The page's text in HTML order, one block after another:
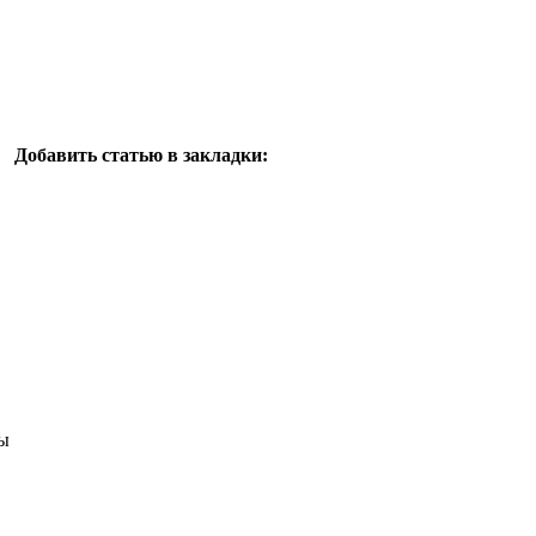
Добавить статью в закладки: